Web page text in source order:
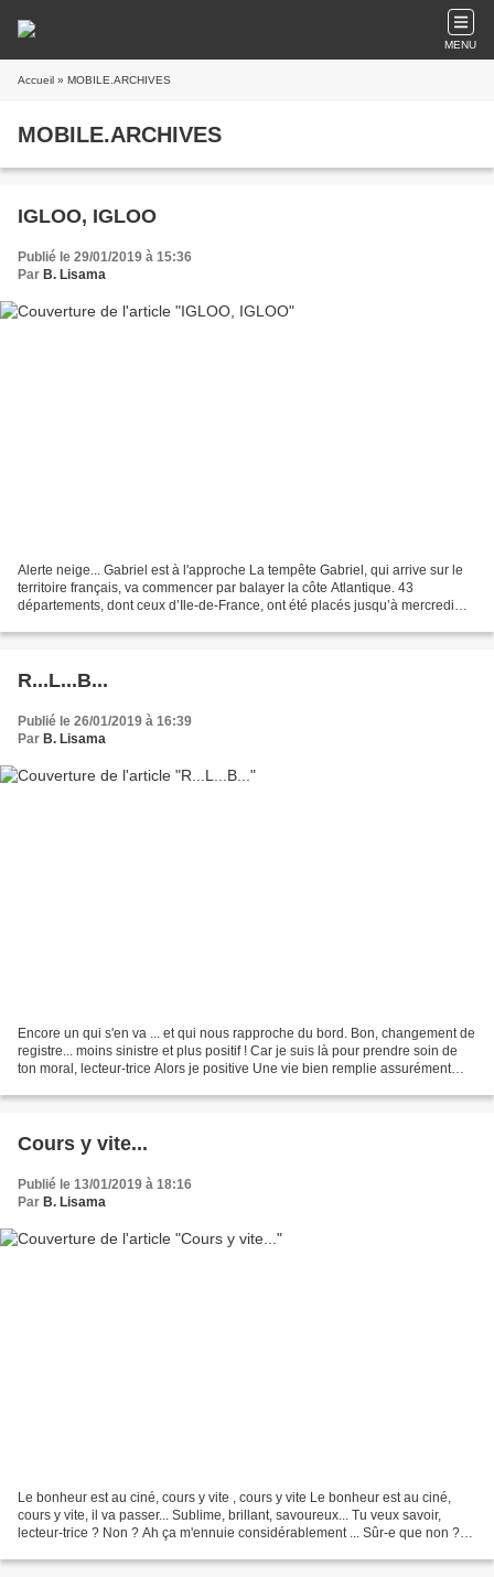
MENU
Accueil » MOBILE.ARCHIVES
MOBILE.ARCHIVES
IGLOO, IGLOO
Publié le 29/01/2019 à 15:36
Par B. Lisama
Alerte neige... Gabriel est à l'approche La tempête Gabriel, qui arrive sur le
territoire français, va commencer par balayer la côte Atlantique. 43
départements, dont ceux d’Ile-de-France, ont été placés jusqu’à mercredi
R...L...B...
Publié le 26/01/2019 à 16:39
Par B. Lisama
Encore un qui s'en va ... et qui nous rapproche du bord. Bon, changement de
registre... moins sinistre et plus positif ! Car je suis là pour prendre soin de
ton moral, lecteur-trice Alors je positive Une vie bien remplie assurément
tourbillon-de-la-musique_2059332.html...
Cours y vite...
Publié le 13/01/2019 à 18:16
Par B. Lisama
Le bonheur est au ciné, cours y vite , cours y vite Le bonheur est au ciné,
cours y vite, il va passer... Sublime, brillant, savoureux... Tu veux savoir,
lecteur-trice ? Non ? Ah ça m'ennuie considérablement ... Sûr-e que non ?